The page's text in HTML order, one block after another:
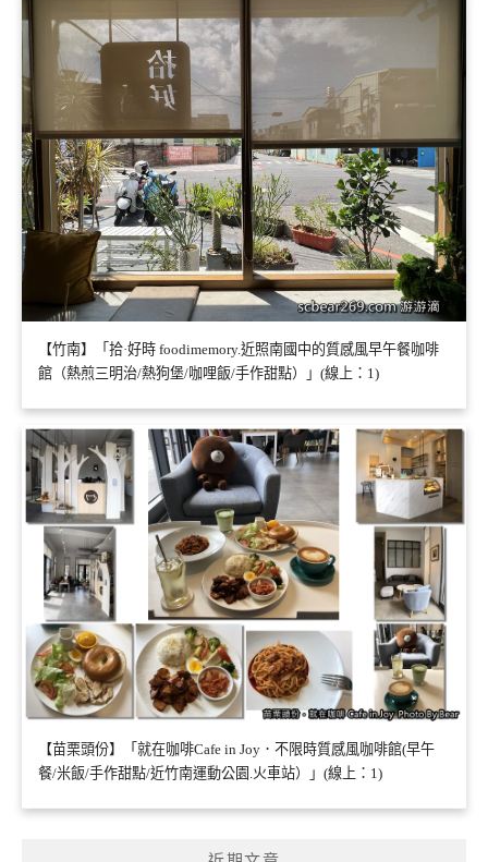
【竹南】「拾·好時 foodimemory.近照南國中的質感風早午餐咖啡
館（熱煎三明治/熱狗堡/咖哩飯/手作甜點）」(線上：1)
【苗栗頭份】「就在咖啡Cafe in Joy．不限時質感風咖啡館(早午
餐/米飯/手作甜點/近竹南運動公園.火車站）」(線上：1)